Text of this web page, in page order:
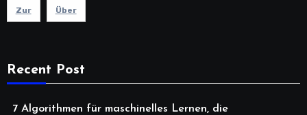
Zur Über
Recent Post
7 Algorithmen für maschinelles Lernen, die